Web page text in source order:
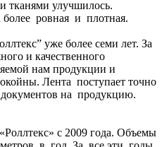
тканями улучшилось.
ровная и плотная.
уже более семи лет. За
и качественного
нам продукции и
Лента поступает точно
на продукцию.
с 2009 года. Объемы